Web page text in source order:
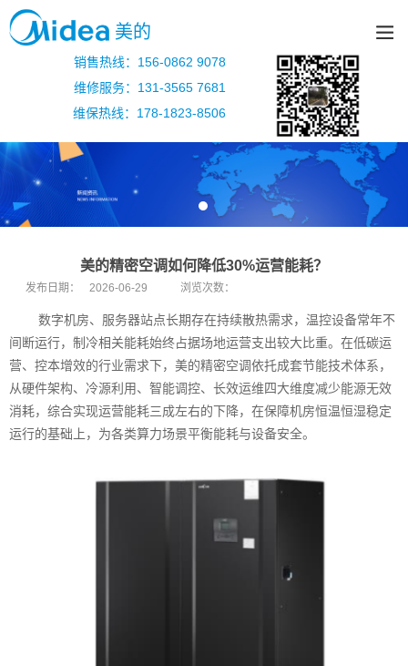
美的
销售热线：156-0862 9078
维修服务：131-3565 7681
维保热线：178-1823-8506
美的精密空调如何降低30%运营能耗？
发布日期： 2026-06-29 浏览次数：
数字机房、服务器站点长期存在持续散热需求，温控设备常年不
间断运行，制冷相关能耗始终占据场地运营支出较大比重。在低碳运
营、控本增效的行业需求下，美的精密空调依托成套节能技术体系，
从硬件架构、冷源利用、智能调控、长效运维四大维度减少能源无效
消耗，综合实现运营能耗三成左右的下降，在保障机房恒温恒湿稳定
运行的基础上，为各类算力场景平衡能耗与设备安全。